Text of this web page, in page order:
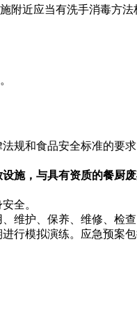
附近应当有洗手消毒方法
规和食品安全标准的要求
，与具有资质的餐厨
全。
维护、保养、维修、检
行模拟演练。应急预案